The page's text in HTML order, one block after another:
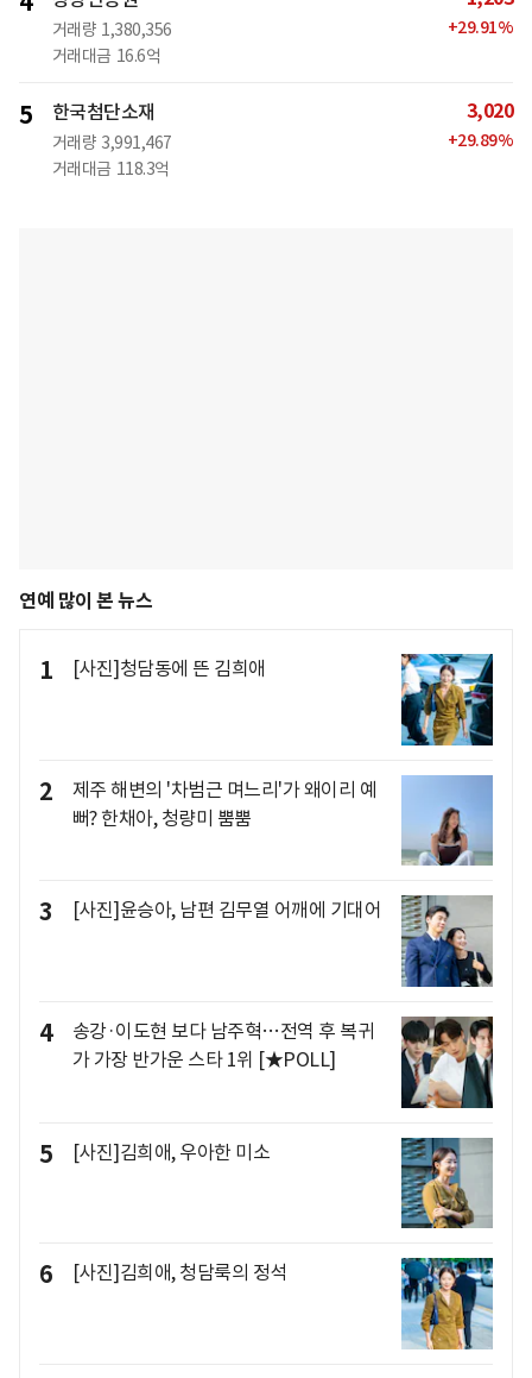
거래량 1,380,356
거래대금 16.6억
+29.91%
5 한국첨단소재
거래량 3,991,467
거래대금 118.3억
3,020
+29.89%
연예 많이 본 뉴스
1 [사진]청담동에 뜬 김희애
2
제주 해변의 '차범근 며느리'가 왜이리 예
뻐? 한채아, 청량미 뿜뿜
3 [사진]윤승아, 남편 김무열 어깨에 기대어
4
송강·이도현 보다 남주혁…전역 후 복귀
가 가장 반가운 스타 1위 [★POLL]
5 [사진]김희애, 우아한 미소
6 [사진]김희애, 청담룩의 정석